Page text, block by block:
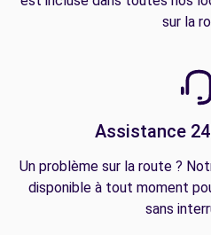
sur la
Assistance
Un problème sur la route ?
disponible à tout moment
sans